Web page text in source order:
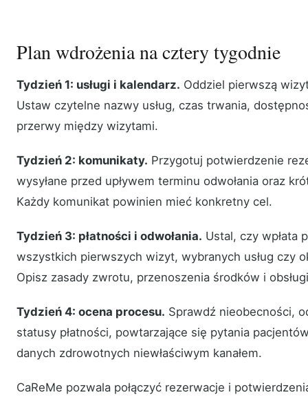
Plan wdrożenia na cztery tygodnie
Tydzień 1: usługi i kalendarz. Oddziel pierwszą
Ustaw czytelne nazwy usług, czas trwania,
przerwy między wizytami.
Tydzień 2: komunikaty. Przygotuj potwierdzenie
wysyłane przed upływem terminu odwołania oraz
Każdy komunikat powinien mieć konkretny cel.
Tydzień 3: płatności i odwołania. Ustal, czy wpłata
wszystkich pierwszych wizyt, wybranych usług czy
Opisz zasady zwrotu, przenoszenia środków i
Tydzień 4: ocena procesu. Sprawdź nieobecności,
statusy płatności, powtarzające się pytania
danych zdrowotnych niewłaściwym kanałem.
CaReMe pozwala połączyć rezerwacje i